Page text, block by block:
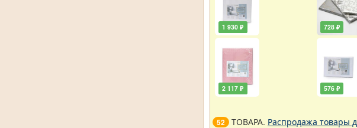
1 930 ₽
2 117 ₽
728 ₽
576 ₽
52 ТОВАРА. Распродажа товары